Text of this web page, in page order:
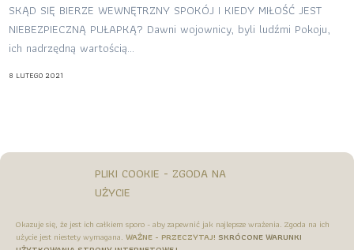
PLIKI COOKIE - ZGODA NA
UŻYCIE
Okazuje się, że jest ich całkiem sporo - aby zapewnić jak najlepsze wrażenia. Zgoda na ich
użycie jest niestety wymagana. WAŻNE - PRZECZYTAJ! SKRÓCONE WARUNKI
SKĄD SIĘ BIERZE WEWNĘTRZNY SPOKÓJ I KIEDY MIŁOŚĆ JEST
NIEBEZPIECZNĄ PUŁAPKĄ? Dawni wojownicy, byli ludźmi Pokoju,
ich nadrzędną wartością...
8 LUTEGO 2021